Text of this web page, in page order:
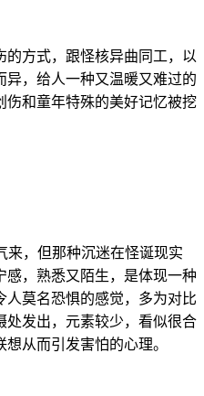
方式，跟怪核异曲同工，以
，给人一种又温暖又难过的‌‌‌‌‌‌‌‌‌‌‌‌
伤和童年特殊的美好记忆被挖
来，但那种沉迷在怪诞现实
感，熟悉又陌生，是体现一种
人莫名恐惧的感觉，多为对比
处发出，元素较少，看似很合
从而引发害怕的心理。